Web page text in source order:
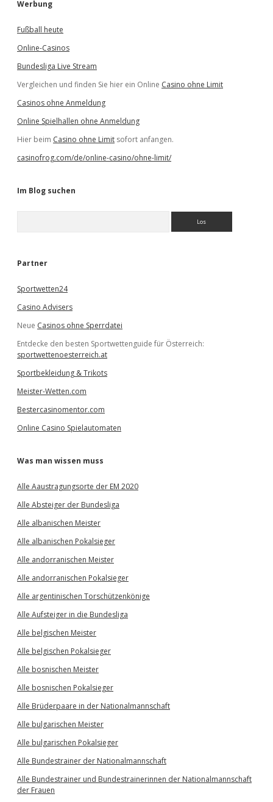
Werbung
Fußball heute
Online-Casinos
Bundesliga Live Stream
Vergleichen und finden Sie hier ein Online Casino ohne Limit
Casinos ohne Anmeldung
Online Spielhallen ohne Anmeldung
Hier beim Casino ohne Limit sofort anfangen.
casinofrog.com/de/online-casino/ohne-limit/
Im Blog suchen
e
Partner
Sportwetten24
Casino Advisers
Neue Casinos ohne Sperrdatei
Entdecke den besten Sportwettenguide für Österreich:
sportwettenoesterreich.at
Sportbekleidung & Trikots
Meister-Wetten.com
Bestercasinomentor.com
Online Casino Spielautomaten
Was man wissen muss
Alle Aaustragungsorte der EM 2020
Alle Absteiger der Bundesliga
Alle albanischen Meister
Alle albanischen Pokalsieger
Alle andorranischen Meister
Alle andorranischen Pokalsieger
Alle argentinischen Torschützenkönige
Alle Aufsteiger in die Bundesliga
Alle belgischen Meister
Alle belgischen Pokalsieger
Alle bosnischen Meister
Alle bosnischen Pokalsieger
Alle Brüderpaare in der Nationalmannschaft
Alle bulgarischen Meister
Alle bulgarischen Pokalsieger
Alle Bundestrainer der Nationalmannschaft
Alle Bundestrainer und Bundestrainerinnen der Nationalmannschaft
der Frauen